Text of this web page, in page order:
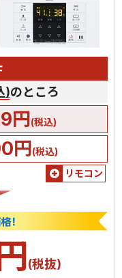
)のところ
円(税込)
円(税込)
リモコン
円(税抜)